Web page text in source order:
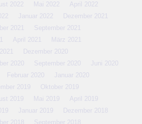
2022 Mai 2022
April 2022
Januar 2022
Dezember 2021
2021
September 2021
April 2021
März 2021
Dezember 2020
2020 September 2020
Juni 2020
Februar 2020
Januar 2020
2019
Oktober 2019
2019 Mai 2019
April 2019
Januar 2019
Dezember 2018
2018
September 2018